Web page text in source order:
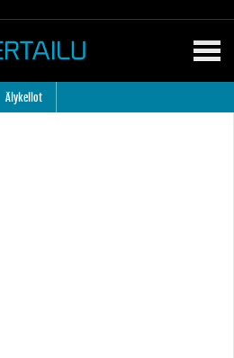
Älykellot